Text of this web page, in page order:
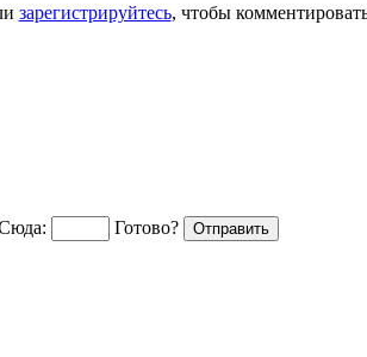
зарегистрируйтесь, чтобы
Готово?